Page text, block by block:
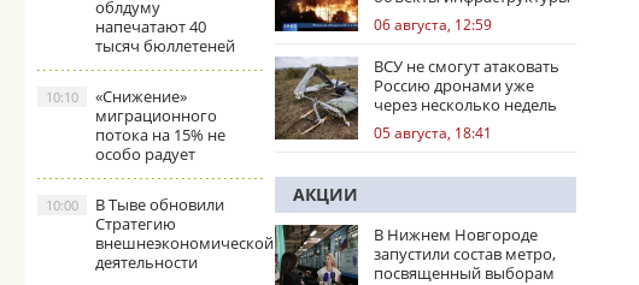
облдуму
напечатают 40
тысяч бюллетеней
«Снижение»
миграционного
потока на 15% не
особо радует
10:10
В Тыве обновили
Стратегию
внешнеэкономической
деятельности
10:00
и центры логистики
06 августа, 12:59
ВСУ не смогут атаковать
Россию дронами уже
через несколько недель
05 августа, 18:41
АКЦИИ
В Нижнем Новгороде
запустили состав метро,
посвященный выборам